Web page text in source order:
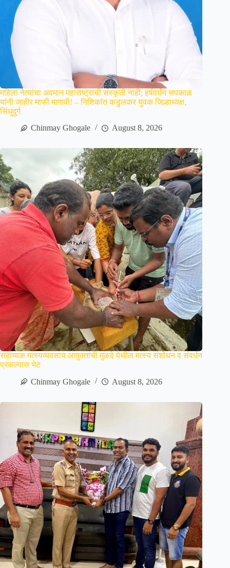
महिला नेत्यांचा अवमान महाराष्ट्राची संस्कृती नाही; हर्षवर्धन सपकाळ
यांनी जाहीर माफी मागावी! – निशिकांत कडुलकर युवक जिल्हाध्यक्ष,
सिंधुदुर्ग
Chinmay Ghogale
August 8, 2026
सहाय्यक मत्स्यव्यवसाय आयुक्तांची मुळदे येथील मत्स्य संशोधन व संवर्धन
प्रकल्पास भेट
Chinmay Ghogale
August 8, 2026